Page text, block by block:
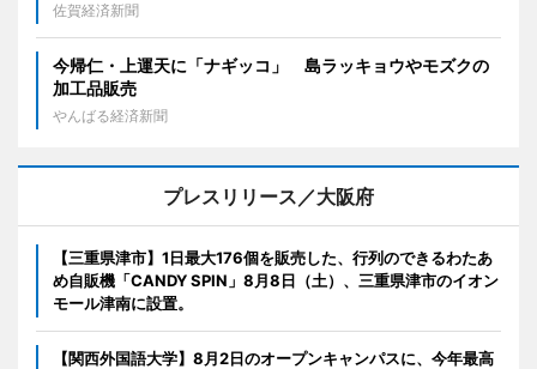
佐賀経済新聞
今帰仁・上運天に「ナギッコ」 島ラッキョウやモズクの
加工品販売
やんばる経済新聞
プレスリリース／大阪府
【三重県津市】1日最大176個を販売した、行列のできるわたあ
め自販機「CANDY SPIN」8月8日（土）、三重県津市のイオン
モール津南に設置。
【関西外国語大学】8月2日のオープンキャンパスに、今年最高